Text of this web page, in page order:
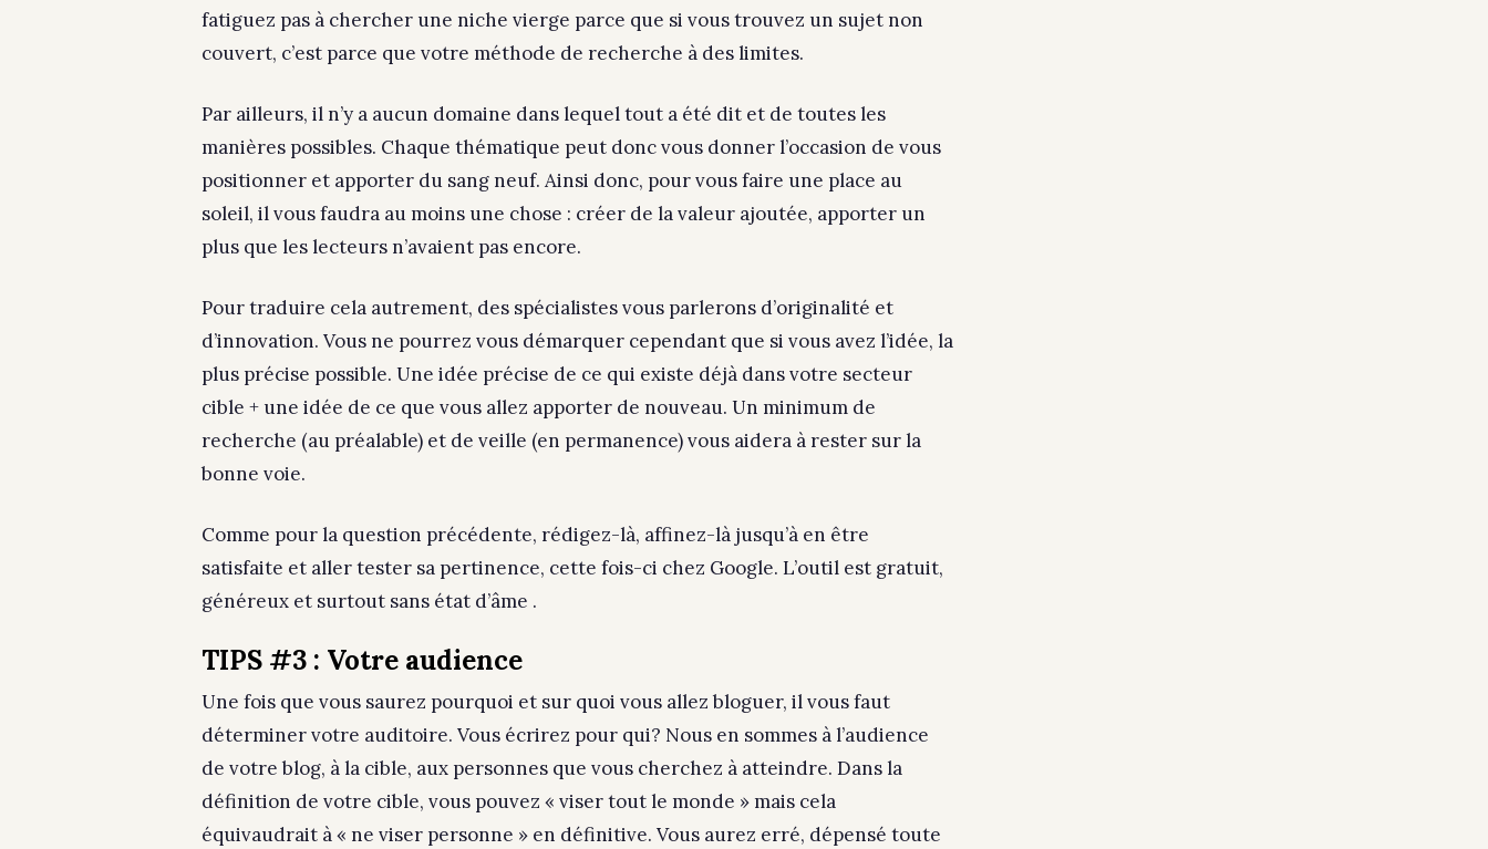
fatiguez pas à chercher une niche vierge parce que si vous trouvez un sujet non
couvert, c’est parce que votre méthode de recherche à des limites.
Par ailleurs, il n’y a aucun domaine dans lequel tout a été dit et de toutes les
manières possibles. Chaque thématique peut donc vous donner l’occasion de vous
positionner et apporter du sang neuf. Ainsi donc, pour vous faire une place au
soleil, il vous faudra au moins une chose : créer de la valeur ajoutée, apporter un
plus que les lecteurs n’avaient pas encore.
Pour traduire cela autrement, des spécialistes vous parlerons d’originalité et
d’innovation. Vous ne pourrez vous démarquer cependant que si vous avez l’idée, la
plus précise possible. Une idée précise de ce qui existe déjà dans votre secteur
cible + une idée de ce que vous allez apporter de nouveau. Un minimum de
recherche (au préalable) et de veille (en permanence) vous aidera à rester sur la
bonne voie.
Comme pour la question précédente, rédigez-là, affinez-là jusqu’à en être
satisfaite et aller tester sa pertinence, cette fois-ci chez Google. L’outil est gratuit,
généreux et surtout sans état d’âme .
TIPS #3 : Votre audience
Une fois que vous saurez pourquoi et sur quoi vous allez bloguer, il vous faut
déterminer votre auditoire. Vous écrirez pour qui? Nous en sommes à l’audience
de votre blog, à la cible, aux personnes que vous cherchez à atteindre. Dans la
définition de votre cible, vous pouvez « viser tout le monde » mais cela
équivaudrait à « ne viser personne » en définitive. Vous aurez erré, dépensé toute